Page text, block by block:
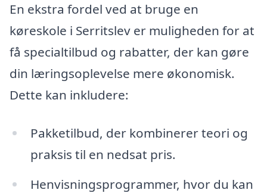
En ekstra fordel ved at bruge en
køreskole i Serritslev er muligheden for at
få specialtilbud og rabatter, der kan gøre
din læringsoplevelse mere økonomisk.
Dette kan inkludere:
Pakketilbud, der kombinerer teori og
praksis til en nedsat pris.
Henvisningsprogrammer, hvor du kan